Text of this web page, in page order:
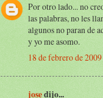
Por otro lado... no
las palabras, no les
algunos no paran de
y yo me asomo.
18 de febrero de
josedijo...